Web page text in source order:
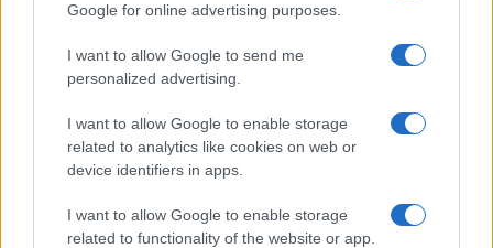
Google for online advertising purposes.
I want to allow Google to send me
personalized advertising.
I want to allow Google to enable storage
related to analytics like cookies on web or
device identifiers in apps.
I want to allow Google to enable storage
related to functionality of the website or app.
Continua a leggere
SERVIZI PER LE AZIENDE